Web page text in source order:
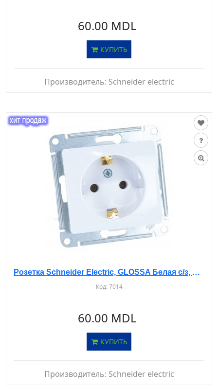
60.00 MDL
КУПИТЬ
Производитель: Schneider electric
Розетка Schneider Electric, GLOSSA Белая с/з, без рамки, GSL000143
Код:7014
60.00 MDL
КУПИТЬ
Производитель: Schneider electric